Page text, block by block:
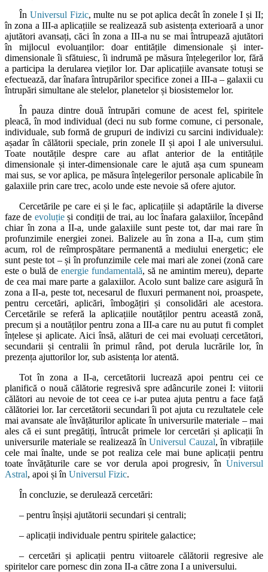
În Universul Fizic, multe nu se pot aplica decât în zonele I și II;
în zona a III-a aplicațiile se realizează sub asistența exterioară a unor
ajutători avansați, căci în zona a III-a nu se mai întrupează ajutători
în mijlocul evoluanților: doar entitățile dimensionale și inter-
dimensionale îi sfătuiesc, îi indrumă pe măsura înțelegerilor lor, fără
a participa la derularea vieților lor. Dar aplicațiile avansate totuși se
efectuează, dar înafara întrupărilor specifice zonei a III-a – galaxii cu
întrupări simultane ale stelelor, planetelor și biosistemelor lor.
În pauza dintre două întrupări comune de acest fel, spiritele
pleacă, în mod individual (deci nu sub forme comune, ci personale,
individuale, sub formă de grupuri de indivizi cu sarcini individuale):
așadar în călătorii speciale, prin zonele II și apoi I ale universului.
Toate noutățile despre care au aflat anterior de la entitățile
dimensionale și inter-dimensionale care le ajută așa cum spuneam
mai sus, se vor aplica, pe măsura înțelegerilor personale aplicabile în
galaxiile prin care trec, acolo unde este nevoie să ofere ajutor.
Cercetările pe care ei și le fac, aplicațiile și adaptările la diverse
faze de evoluțieși condiții de trai, au loc înafara galaxiilor, începând
chiar în zona a II-a, unde galaxiile sunt peste tot, dar mai rare în
profunzimile energiei zonei. Balizele au în zona a II-a, cum știm
acum, rol de reîmprospătare permanentă a mediului energetic; ele
sunt peste tot – și în profunzimile cele mai mari ale zonei (zonă care
este o bulă de energie fundamentală, să ne amintim mereu), departe
de cea mai mare parte a galaxiilor. Acolo sunt balize care asigură în
zona a II-a, peste tot, necesarul de fluxuri permanent noi, proaspete,
pentru cercetări, aplicări, îmbogățiri și consolidări ale acestora.
Cercetările se referă la aplicațiile noutăților pentru această zonă,
precum și a noutăților pentru zona a III-a care nu au putut fi complet
înțelese și aplicate. Aici însă, alături de cei mai evoluați cercetători,
secundarii și centralii în primul rând, pot derula lucrările lor, în
prezența ajuttorilor lor, sub asistența lor atentă.
Tot în zona a II-a, cercetătorii lucrează apoi pentru cei ce
planifică o nouă călătorie regresivă spre adâncurile zonei I: viitorii
călători au nevoie de tot ceea ce i-ar putea ajuta pentru a face față
călătoriei lor. Iar cercetătorii secundari îi pot ajuta cu rezultatele cele
mai avansate ale învățăturilor aplicate în universurile materiale – mai
ales că ei sunt pregătiți, întrucât primele lor cercetări și aplicații în
universurile materiale se realizează înUniversul Cauzal, în vibrațiile
cele mai înalte, unde se pot realiza cele mai bune aplicații pentru
toate învățăturile care se vor derula apoi progresiv, în Universul
Astral, apoi și în Universul Fizic.
În concluzie, se derulează cercetări:
– pentru înșiși ajutătorii secundari și centrali;
– aplicații individuale pentru spiritele galactice;
– cercetări și aplicații pentru viitoarele călătorii regresive ale
spiritelor care pornesc din zona II-a către zona I a universului.